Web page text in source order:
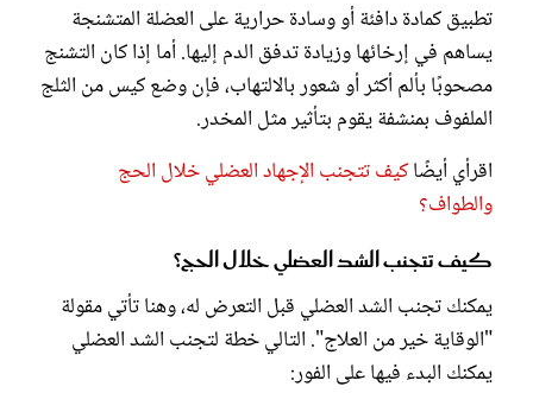
تطبيق كمادة دافئة أو وسادة حرارية على العضلة المتشنجة
يساهم في إرخائها وزيادة تدفق الدم إليها. أما إذا كان التشنج
مصحوبًا بألم أكثر أو شعور بالالتهاب، فإن وضع كيس من الثلج
الملفوف بمنشفة يقوم بتأثير مثل المخدر.
اقرأي أيضًاكيف تتجنب الإجهاد العضلي خلال الحج
والطواف؟
كيف تتجنب الشد العضلي خلال الحج؟
يمكنك تجنب الشد العضلي قبل التعرض له، وهنا تأتي مقولة
"الوقاية خير من العلاج". التالي خطة لتجنب الشد العضلي
يمكنك البدء فيها على الفور: